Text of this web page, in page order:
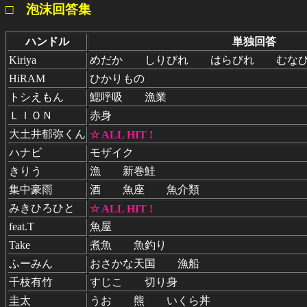
□ 泡沫回答集
ハンドル
単独回答
Kiriya
めだか しりびれ はらびれ むな
HiRAM
ひかりもの
トシえもん
鰓呼吸 漁業
ＬＩＯＮ
赤身
大土井郁弥くん ☆ ALL HIT !
ハナビ
モザイク
きりう
漁 新巻鮭
集中豪雨
酒 魚座 魚介類
みきひろひと
☆ ALL HIT !
feat.T
魚屋
Take
煮魚 魚釣り
ふーみん
おさかな天国 漁船
千枝有竹
すじこ 切り身
圭太
うお 熊 いくら丼